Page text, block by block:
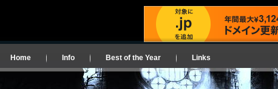
Home Info Best of the Year Links